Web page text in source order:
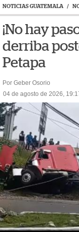
NOTICIAS GUATEMALA /
¡No hay
derriba
Petapa
Por Geber Osorio
04 de agosto de 2026,